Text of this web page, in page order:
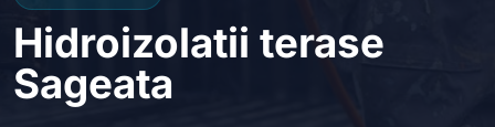
Hidroizolatii terase
Sageata